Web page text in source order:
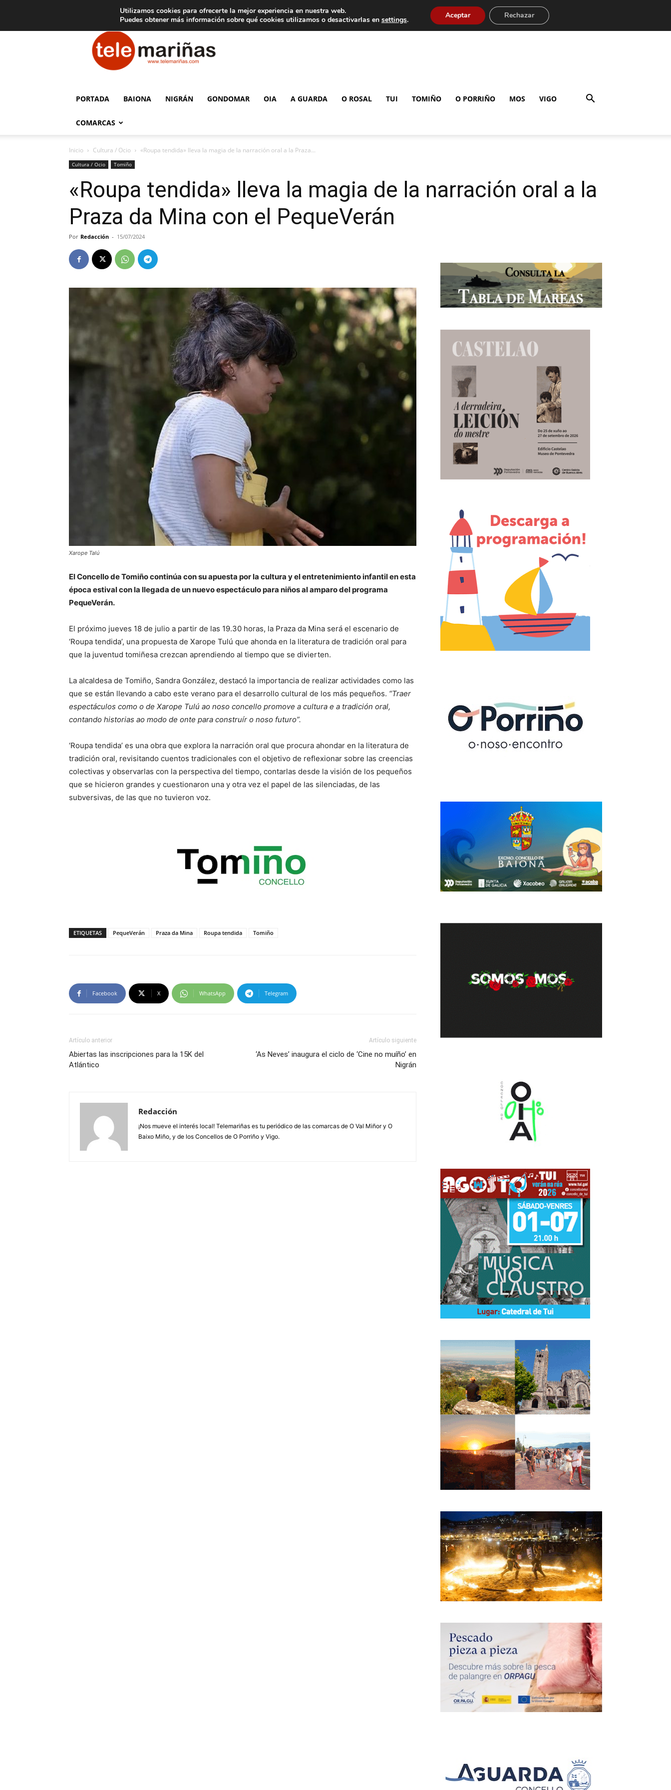
Aviso legal Tarifas de publicidad
Telemariñas
PORTADA BAIONA NIGRÁN GONDOMAR OIA A GUARDA O ROSAL TUI TOMIÑO O PORRIÑO MOS VIGO
COMARCAS
Inicio Cultura / Ocio «Roupa tendida» lleva la magia de la narración oral a la Praza...
Cultura / Ocio Tomiño
«Roupa tendida» lleva la magia de la narración oral a la
Praza da Mina con el PequeVerán
Por Redacción - 15/07/2024
Xarope Talú
El Concello de Tomiño continúa con su apuesta por la cultura y el entretenimiento infantil en esta
época estival con la llegada de un nuevo espectáculo para niños al amparo del programa
PequeVerán.
El próximo jueves 18 de julio a partir de las 19.30 horas, la Praza da Mina será el escenario de
‘Roupa tendida’, una propuesta de Xarope Tulú que ahonda en la literatura de tradición oral para
que la juventud tomiñesa crezcan aprendiendo al tiempo que se divierten.
La alcaldesa de Tomiño, Sandra González, destacó la importancia de realizar actividades como las
que se están llevando a cabo este verano para el desarrollo cultural de los más pequeños. “Traer
espectáculos como o de Xarope Tulú ao noso concello promove a cultura e a tradición oral,
contando historias ao modo de onte para construír o noso futuro”.
‘Roupa tendida’ es una obra que explora la narración oral que procura ahondar en la literatura de
tradición oral, revisitando cuentos tradicionales con el objetivo de reflexionar sobre las creencias
colectivas y observarlas con la perspectiva del tiempo, contarlas desde la visión de los pequeños
que se hicieron grandes y cuestionaron una y otra vez el papel de las silenciadas, de las
subversivas, de las que no tuvieron voz.
ETIQUETAS PequeVerán Praza da Mina Roupa tendida Tomiño
Facebook X WhatsApp Telegram
Artículo anterior
Abiertas las inscripciones para la 15K del
Atlántico
Artículo siguiente
‘As Neves’ inaugura el ciclo de ‘Cine no muíño’ en
Nigrán
Redacción
¡Nos mueve el interés local! Telemariñas es tu periódico de las comarcas de O Val Miñor y O
Baixo Miño, y de los Concellos de O Porriño y Vigo.
Utilizamos cookies para ofrecerte la mejor experiencia en nuestra web.
Puedes obtener más información sobre qué cookies utilizamos o desactivarlas en settings. Aceptar Rechazar